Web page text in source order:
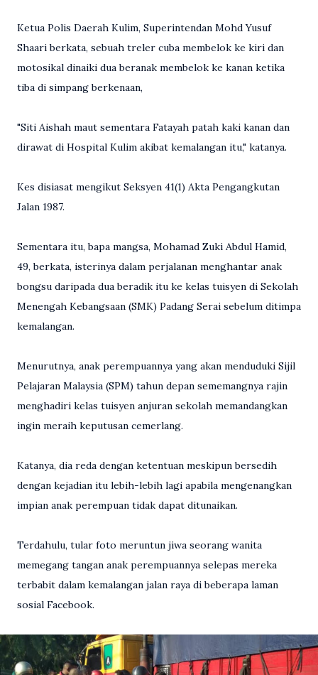
Ketua Polis Daerah Kulim, Superintendan Mohd Yusuf
Shaari berkata, sebuah treler cuba membelok ke kiri dan
motosikal dinaiki dua beranak membelok ke kanan ketika
tiba di simpang berkenaan,
"Siti Aishah maut sementara Fatayah patah kaki kanan dan
dirawat di Hospital Kulim akibat kemalangan itu," katanya.
Kes disiasat mengikut Seksyen 41(1) Akta Pengangkutan
Jalan 1987.
Sementara itu, bapa mangsa, Mohamad Zuki Abdul Hamid,
49, berkata, isterinya dalam perjalanan menghantar anak
bongsu daripada dua beradik itu ke kelas tuisyen di Sekolah
Menengah Kebangsaan (SMK) Padang Serai sebelum ditimpa
kemalangan.
Menurutnya, anak perempuannya yang akan menduduki Sijil
Pelajaran Malaysia (SPM) tahun depan sememangnya rajin
menghadiri kelas tuisyen anjuran sekolah memandangkan
ingin meraih keputusan cemerlang.
Katanya, dia reda dengan ketentuan meskipun bersedih
dengan kejadian itu lebih-lebih lagi apabila mengenangkan
impian anak perempuan tidak dapat ditunaikan.
Terdahulu, tular foto meruntun jiwa seorang wanita
memegang tangan anak perempuannya selepas mereka
terbabit dalam kemalangan jalan raya di beberapa laman
sosial Facebook.